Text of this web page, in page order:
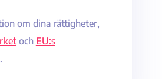
om dina rättigheter,
och EU:s
.